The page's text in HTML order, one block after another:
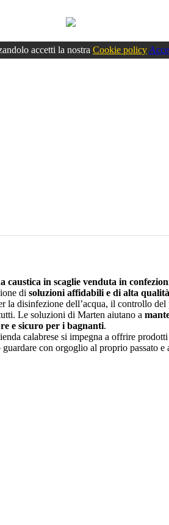
accetti la nostra Cookie policy
caustica in scaglie venduta in
di soluzioni affidabili e di alta
la disinfezione dell’acqua, il controllo
Le soluzioni di Marten aiutano a
e sicuro per i bagnanti.
calabrese si impegna a offrire
con orgoglio al proprio passato